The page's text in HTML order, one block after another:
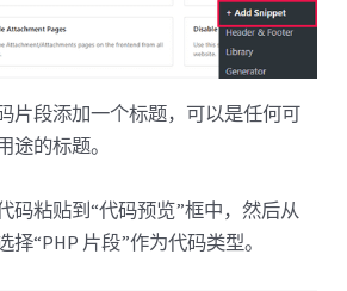
片段添加一个标题，可以是任何可
途的标题。
码粘贴到“代码预览”框中，然后从
“PHP 片段”作为代码类型。